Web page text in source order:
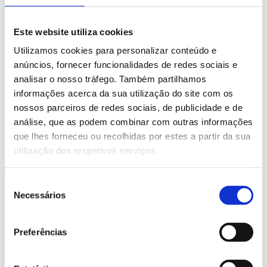
Este website utiliza cookies
Utilizamos cookies para personalizar conteúdo e
anúncios, fornecer funcionalidades de redes sociais e
analisar o nosso tráfego. Também partilhamos
informações acerca da sua utilização do site com os
nossos parceiros de redes sociais, de publicidade e de
análise, que as podem combinar com outras informações
que lhes forneceu ou recolhidas por estes a partir da sua
utilização dos respetivos serviços.
Necessários
Preferências
Eva Machanisse is one of the newest
Graphic Industry Business Unit in a commercial
role. Her day-to-day work involves direct
contact with customers and the follow-up of
projects, helping companies connect with the
best technological solutions available on the
market.
In a constantly evolving sector, Eva has been
expanding her knowledge of screen printing,
an art that combines tradition, precision and
advanced technology. Present in industries as